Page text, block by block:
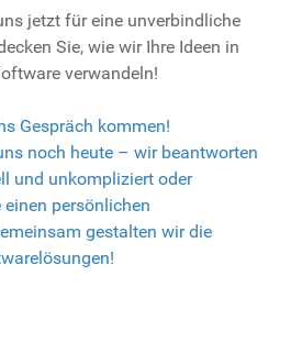
jetzt für eine unverbindliche
Sie, wie wir Ihre Ideen in
verwandeln!
Gespräch kommen!
noch heute – wir beantworten
und unkompliziert oder
persönlichen
gestalten wir die